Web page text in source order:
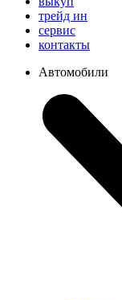
трейд ин
сервис
контакты
Автомобили